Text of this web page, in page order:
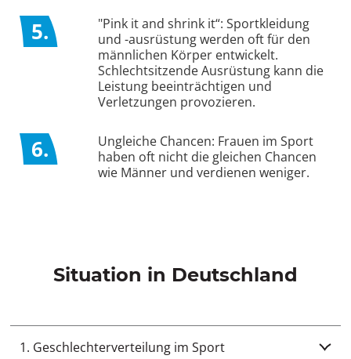
5.
"Pink it and shrink it“: Sportkleidung
und -ausrüstung werden oft für den
männlichen Körper entwickelt.
Schlechtsitzende Ausrüstung kann die
Leistung beeinträchtigen und
Verletzungen provozieren.
6.
Ungleiche Chancen: Frauen im Sport
haben oft nicht die gleichen Chancen
wie Männer und verdienen weniger.
Situation in Deutschland
1. Geschlechterverteilung im Sport